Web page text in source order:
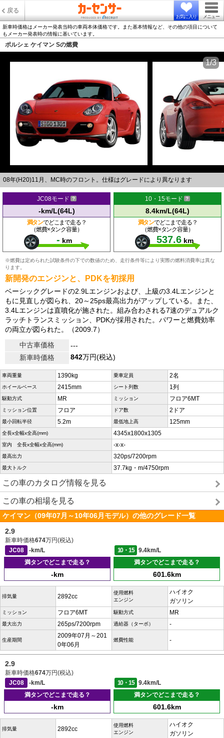
戻る
お気に入り メニュー
新車時価格はメーカー発表当時の車両本体価格です。また基本情報など、その他の項目について
もメーカー発表時の情報に基いています。
ポルシェ ケイマン Sの燃費
08年(H20)11月、MC時のフロント。仕様はグレードにより異なります
1/3
JC08モード
-km/L(64L)
満タンでどこまで走る？
（燃費×タンク容量）
- km
10・15モード
8.4km/L(64L)
満タンでどこまで走る？
（燃費×タンク容量）
537.6 km
※燃費は定められた試験条件の下での数値のため、走行条件等により実際の燃料消費率は異な
ります。
新開発のエンジンと、PDKを初採用
ベーシックグレードの2.9Lエンジンおよび、上級の3.4Lエンジンと
もに見直しが図られ、20～25ps最高出力がアップしている。また、
3.4Lエンジンは直噴化が施された。組み合わされる7速のデュアルク
ラッチトランスミッション、PDKが採用された。パワーと燃費効率
の両立が図られた。（2009.7）
中古車価格
---
新車時価格
842万円(税込)
車両重量 1390kg 乗車定員 2名
ホイールベース 2415mm シート列数 1列
駆動方式 MR ミッション フロア6MT
ミッション位置 フロア ドア数 2ドア
最小回転半径 5.2m 最低地上高 125mm
全長x全幅x全高(mm) 4345x1800x1305
室内 全長x全幅x全高(mm) -x-x-
最高出力 320ps/7200rpm
最大トルク 37.7kg・m/4750rpm
この車のカタログ情報を見る
この車の相場を見る
ケイマン（09年07月～10年06月モデル）の他のグレード一覧
2.9
新車時価格674万円(税込)
JC08
-km/L 10・15
9.4km/L
満タンでどこまで走る？
-km
満タンでどこまで走る？
601.6km
排気量 2892cc
使用燃料
エンジン
ハイオク
ガソリン
ミッション フロア6MT 駆動方式 MR
最大出力 265ps/7200rpm 過給器（ターボ） -
生産期間
2009年07月～201
0年06月
燃費性能 -
2.9
新車時価格674万円(税込)
JC08
-km/L 10・15
9.4km/L
満タンでどこまで走る？
-km
満タンでどこまで走る？
601.6km
排気量 2892cc
使用燃料
エンジン
ハイオク
ガソリン